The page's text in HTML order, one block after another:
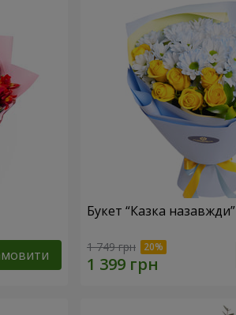
Букет “Казка назавжди”
1 749 грн